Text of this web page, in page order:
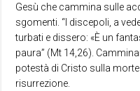
Gesù che cammina sulle
sgomenti. “I discepoli, a
turbati e dissero: «È un
paura” (Mt 14,26).
potestà di Cristo sulla
risurrezione.